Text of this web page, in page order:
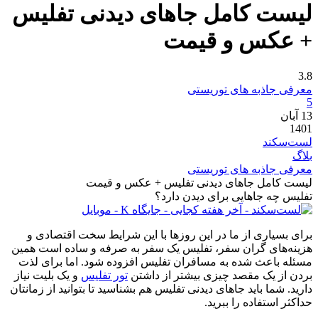
لیست کامل جاهای دیدنی تفلیس
+ عکس و قیمت
3.8
معرفی جاذبه های توریستی
5
13 آبان
1401
لست‌سکند
بلاگ
معرفی جاذبه های توریستی
لیست کامل جاهای دیدنی تفلیس + عکس و قیمت
تفلیس چه جاهایی برای دیدن دارد؟
برای بسیاری از ما در این روزها با این شرایط سخت اقتصادی و
هزینه‌های گران سفر، تفلیس یک سفر به صرفه و ساده است همین
مسئله باعث شده به مسافران تفلیس افزوده شود. اما برای لذت
بردن از یک مقصد چیزی بیشتر از داشتن تور تفلیس و یک بلیت نیاز
دارید. شما باید جاهای دیدنی تفلیس هم بشناسید تا بتوانید از زمانتان
حداکثر استفاده را ببرید.